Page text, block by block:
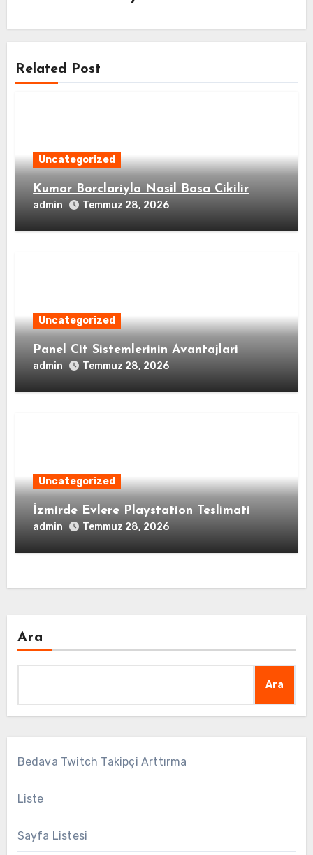
Related Post
Uncategorized
Kumar Borclariyla Nasil Basa Cikilir
admin Temmuz 28, 2026
Uncategorized
Panel Cit Sistemlerinin Avantajlari
admin Temmuz 28, 2026
Uncategorized
İzmirde Evlere Playstation Teslimati
admin Temmuz 28, 2026
Ara
Ara
Bedava Twitch Takipçi Arttırma
Liste
Sayfa Listesi